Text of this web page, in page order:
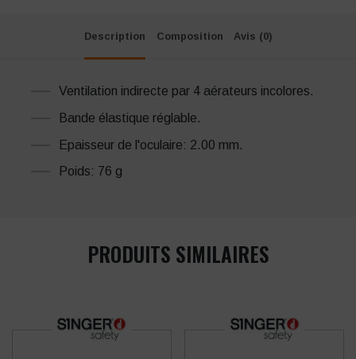
Description Composition Avis (0)
Ventilation indirecte par 4 aérateurs incolores.
Bande élastique réglable.
Epaisseur de l'oculaire: 2.00 mm.
Poids: 76 g
PRODUITS SIMILAIRES